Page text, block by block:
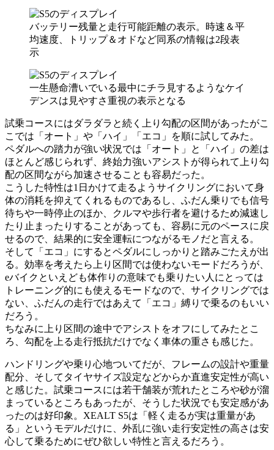
バッテリー残量と走行可能距離の表示。時速＆平
均速度、トリップ＆オドなど同系の情報は2段表
示
一生懸命漕いでいる最中にチラ見するようなケイ
デンスは見やすさ重視の表示となる
試乗コースにはダラダラと続く上り勾配の区間があったがこ
こでは「オート」や「ハイ」「エコ」を順に試してみた。
ペダルへの踏力が強い状況では「オート」と「ハイ」の差は
ほとんど感じられず、終始力強いアシストが得られて上り勾
配の区間ながら加速させることも容易だった。
こうした特性は1日かけて走るようサイクリングにおいて身
体の消耗を抑えてくれるものであるし、ふだん乗りでも信号
待ちや一時停止のほか、クルマや歩行者を避けるため減速し
たり止まったりすることがあっても、容易に元のペースに戻
せるので、結果的に安全運転につながるモノだと言える。
そして「エコ」にするとペダルにしっかりと踏みごたえが出
る。効率を考えたら上り区間では使わないモードだろうが、
eバイクといえども体作りの意味でも乗りたい人にとっては
トレーニング的にも使えるモードなので、サイクリングでは
ない、ふだんの走行ではあえて「エコ」縛りで乗るのもいい
だろう。
ちなみに上り区間の途中でアシストをオフにしてみたとこ
ろ、勾配を上る走行抵抗だけでなく車体の重さも感じた。
ハンドリングや乗り心地ついてだが、フレームの設計や重量
配分、そしてタイヤサイズ設定などからか直進安定性が高い
と感じた。試乗コースには若干舗装が荒れたところや砂が溜
まっているところもあったが、そうした状況でも安定感があ
ったのは好印象。XEALT S5は「軽く走るが実は重量があ
る」というモデルだけに、外乱に強い走行安定性の高さは安
心して乗るためにぜひ欲しい特性と言えるだろう。